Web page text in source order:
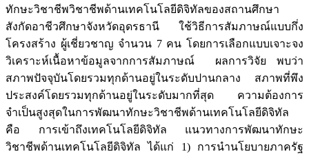
ทักษะวิชาชีพวิชาชีพด้านเทคโนโลยีดิจิทัลของสถานศึกษา
สังกัดอาชีวศึกษาจังหวัดอุดรธานี ใช้วิธีการสัมภาษณ์แบบกึ่ง
โครงสร้าง ผู้เชี่ยวชาญ จำนวน 7 คน โดยการเลือกแบบเจาะจง
วิเคราะห์เนื้อหาข้อมูลจากการสัมภาษณ์ ผลการวิจัย พบว่า
สภาพปัจจุบันโดยรวมทุกด้านอยู่ในระดับปานกลาง สภาพที่พึง
ประสงค์โดยรวมทุกด้านอยู่ในระดับมากที่สุด ความต้องการ
จำเป็นสูงสุดในการพัฒนาทักษะวิชาชีพด้านเทคโนโลยีดิจิทัล
คือ การเข้าถึงเทคโนโลยีดิจิทัล แนวทางการพัฒนาทักษะ
วิชาชีพด้านเทคโนโลยีดิจิทัล ได้แก่ 1) การนำนโยบายภาครัฐ